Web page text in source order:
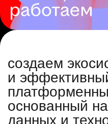
создаем
и
основанный
данных и